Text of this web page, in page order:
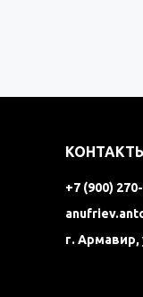
+7 (900)
г. Армавир,